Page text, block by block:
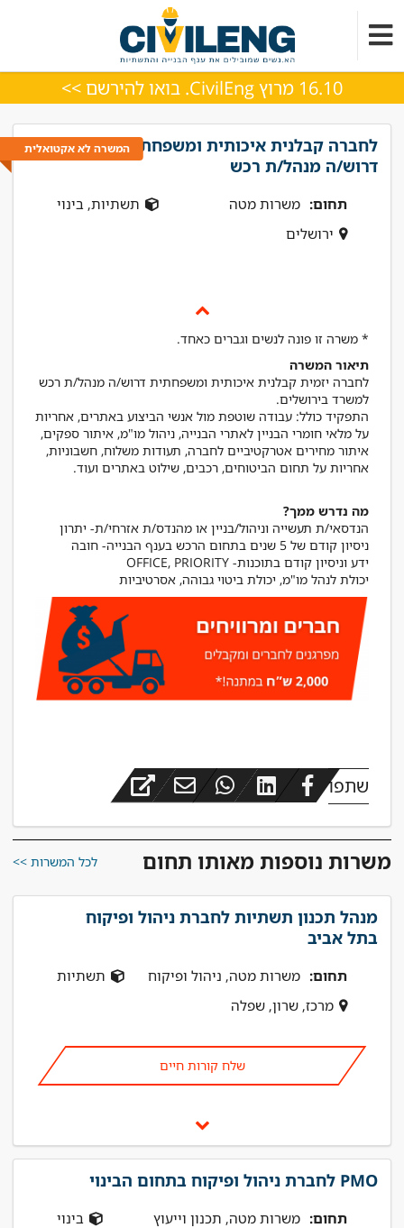
16.10 מרוץ CivilEng. בואו להירשם >>
המשרה לא אקטואליתלחברה קבלנית איכותית ומשפחתית
דרוש/ה מנהל/ת רכש
תחום: משרות מטה
תשתיות, בינוי
ירושלים
* משרה זו פונה לנשים וגברים כאחד.
תיאור המשרה
לחברה יזמית קבלנית איכותית ומשפחתית דרוש/ה מנהל/ת רכש
התפקיד כולל: עבודה שוטפת מול אנשי הביצוע באתרים, אחריות
על מלאי חומרי הבניין לאתרי הבנייה, ניהול מו"מ, איתור ספקים,
איתור מחירים אטרקטיביים לחברה, תעודות משלוח, חשבוניות,
מה נדרש ממך?
יכולת לנהל מו"מ, יכולת ביטוי גבוהה, אסרטיביות
שתפו
משרות נוספות מאותו תחום לכל המשרות >>
מנהל תכנון תשתיות לחברת ניהול ופיקוח
בתל אביב
תחום: משרות מטה, ניהול ופיקוח
תשתיות
מרכז, שרון, שפלה
שלח קורות חיים
PMO לחברת ניהול ופיקוח בתחום הבינוי
תחום: משרות מטה, תכנון וייעוץ
בינוי